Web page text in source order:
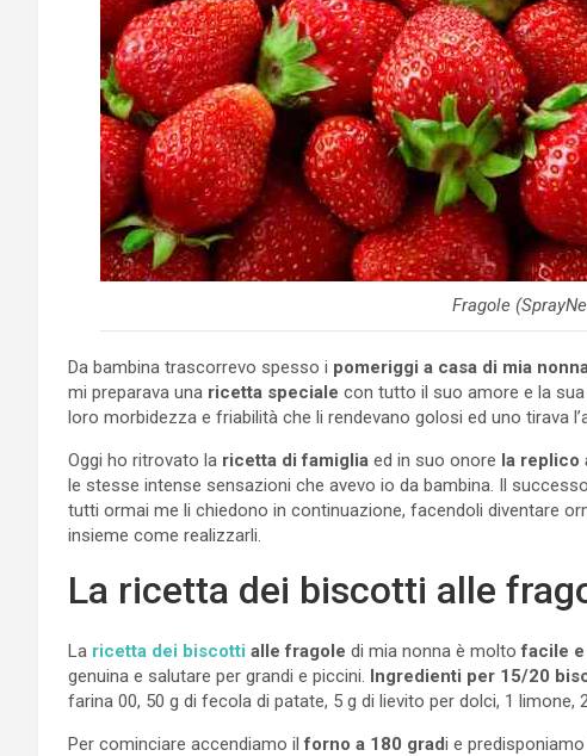
Fragole
Da bambina trascorrevo spesso i pomeriggi a casa di mia nonna
mi preparava una ricetta speciale con tutto il suo amore e la
loro morbidezza e friabilità che li rendevano golosi ed uno tirava
Oggi ho ritrovato la ricetta di famiglia ed in suo onore la replico
le stesse intense sensazioni che avevo io da bambina. Il
tutti ormai me li chiedono in continuazione, facendoli diventare
insieme come realizzarli.
La ricetta dei biscotti alle
La ricetta dei biscotti alle fragole di mia nonna è moltofacile
genuina e salutare per grandi e piccini. Ingredienti per 15/20
farina 00, 50 g di fecola di patate, 5 g di lievito per dolci, 1 limone,
Per cominciare accendiamo ilforno a 180 gradi e